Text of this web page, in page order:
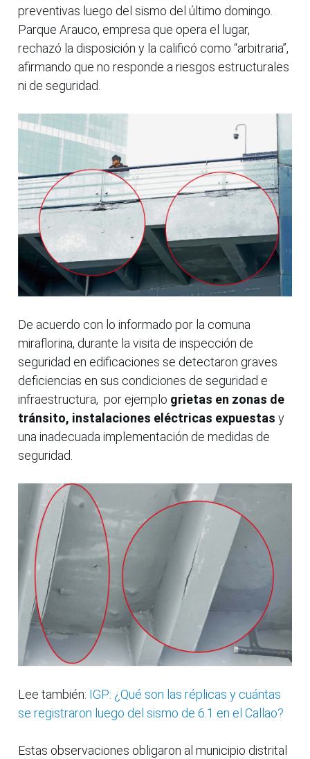
preventivas luego del sismo del último domingo.
Parque Arauco, empresa que opera el lugar,
rechazó la disposición y la calificó como “arbitraria”,
afirmando que no responde a riesgos estructurales
ni de seguridad.
De acuerdo con lo informado por la comuna
miraflorina, durante la visita de inspección de
seguridad en edificaciones se detectaron graves
deficiencias en sus condiciones de seguridad e
infraestructura, por ejemplo grietas en zonas de
tránsito, instalaciones eléctricas expuestas y
una inadecuada implementación de medidas de
seguridad.
Lee también: IGP: ¿Qué son las réplicas y cuántas
se registraron luego del sismo de 6.1 en el Callao?
Estas observaciones obligaron al municipio distrital